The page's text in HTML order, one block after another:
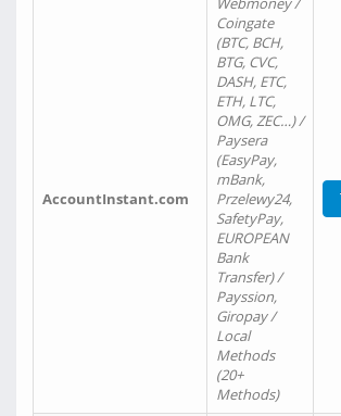
AccountInstant.com
Coingate
(BTC, BCH,
BTG, CVC,
DASH, ETC,
ETH, LTC,
OMG, ZEC…) /
Paysera
(EasyPay,
mBank,
Przelewy24,
SafetyPay,
EUROPEAN
Bank
Transfer) /
Payssion,
Giropay /
Local
Methods
(20+
Methods)